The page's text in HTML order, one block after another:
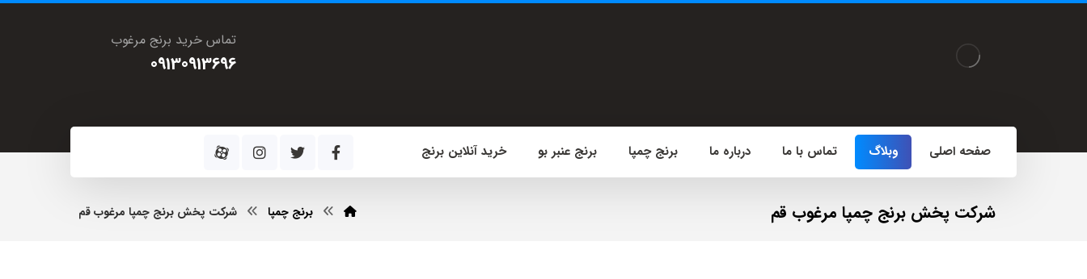
تماس خرید برنج مرغوب
09130913696
صفحه اصلی وبلاگ تماس با ما درباره ما برنج چمپا برنج عنبر بو خرید آنلاین برنج
شرکت پخش برنج چمپا مرغوب قم برنج چمپا شرکت پخش برنج چمپا مرغوب قم